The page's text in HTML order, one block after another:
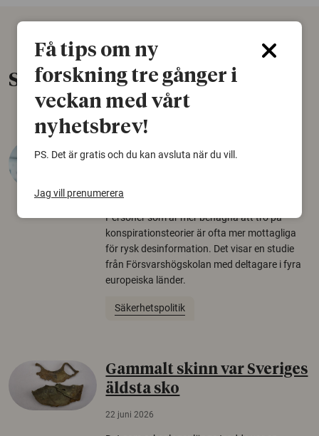
Senaste nytt
Varför tror vissa på rysk
30 juli 2026
Personer som är mer benägna att tro på
konspirationsteorier är ofta mer mottagliga
för rysk desinformation. Det visar en studie
från Försvarshögskolan med deltagare i fyra
europeiska länder.
Säkerhetspolitik
Gammalt skinn var Sveriges
äldsta sko
22 juni 2026
Få tips om ny
forskning tre gånger i
veckan med vårt
nyhetsbrev!
PS. Det är gratis och du kan avsluta när du vill.
Jag vill prenumerera